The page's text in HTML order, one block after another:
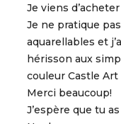
Je viens
Je ne pratique
aquarellables et
hérisson aux
couleur Castle Art
Merci beaucoup!
J’espère que tu